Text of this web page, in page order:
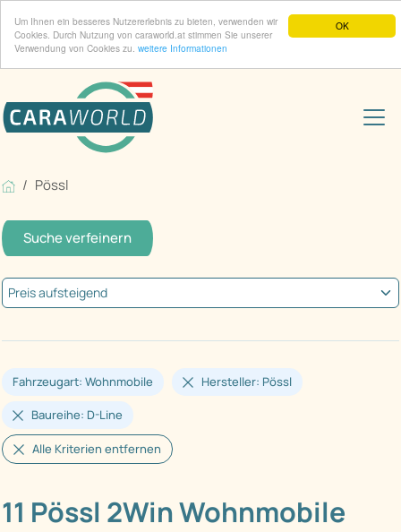
OK
Um Ihnen ein besseres Nutzererlebnis zu bieten, verwenden wir
Cookies. Durch Nutzung von caraworld.at stimmen Sie unserer
Verwendung von Cookies zu. weitere Informationen
Pössl
Suche verfeinern
Fahrzeugart: Wohnmobile Hersteller: Pössl
Baureihe: D-Line
Alle Kriterien entfernen
11 Pössl 2Win Wohnmobile